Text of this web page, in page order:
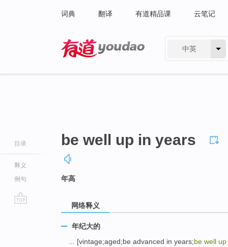
词典 翻译 有道精品课 云笔记
中英
目录
释义
例句
be well up in years
年高
网络释义
年纪大的
... [vintage;aged;be advanced in years;be well